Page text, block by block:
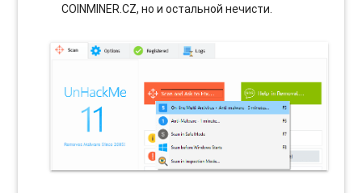
COINMINER.CZ, но и остальной нечисти.